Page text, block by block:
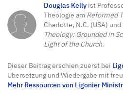
Douglas Kelly ist
Theologie am Reformed
Charlotte, N.C. (USA)
Theology: Grounded in
Light of the Church.
Dieser Beitrag erschien zuerst bei
Übersetzung und Wiedergabe mit
Mehr Ressourcen von Ligonier